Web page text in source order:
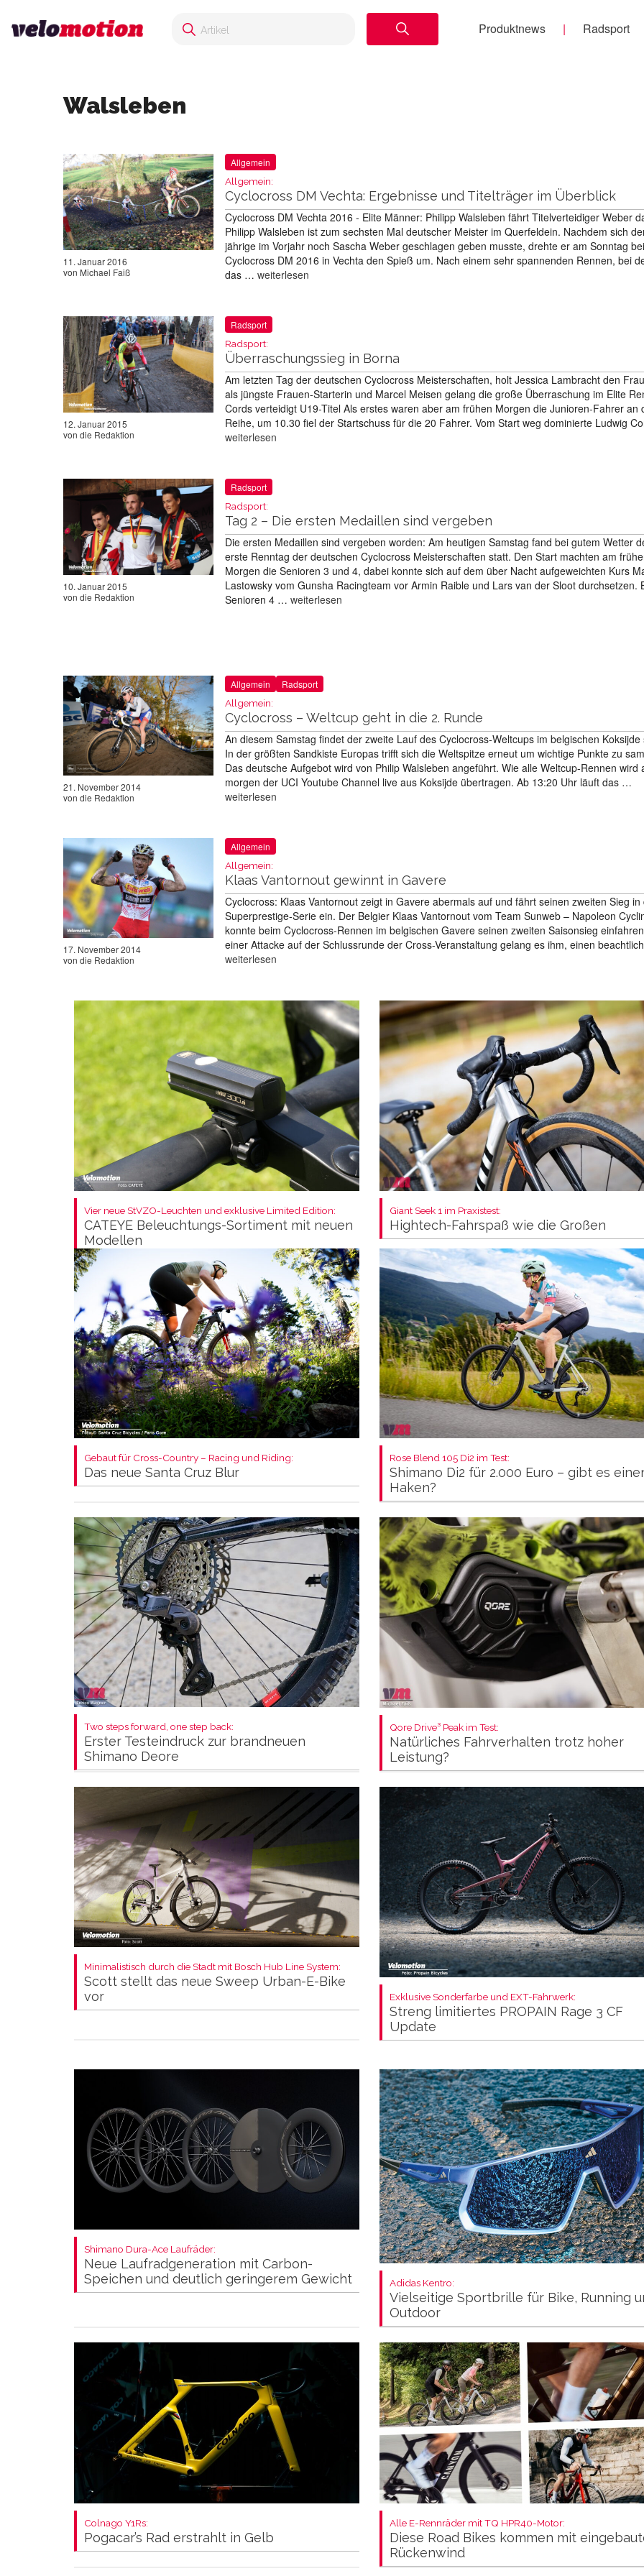
Produktnews Radsport
Walsleben
11. Januar 2016
von Michael Faiß
Allgemein
Allgemein:
Cyclocross DM Vechta: Ergebnisse und Titelträger im Überblick
Cyclocross DM Vechta 2016 - Elite Männer: Philipp Walsleben fährt Titelverteidiger Weber
Philipp Walsleben ist zum sechsten Mal deutscher Meister im Querfeldein. Nachdem sich
jährige im Vorjahr noch Sascha Weber geschlagen geben musste, drehte er am Sonntag
Cyclocross DM 2016 in Vechta den Spieß um. Nach einem sehr spannenden Rennen, bei
das … weiterlesen
12. Januar 2015
von die Redaktion
Radsport
Radsport:
Überraschungssieg in Borna
Am letzten Tag der deutschen Cyclocross Meisterschaften, holt Jessica Lambracht den
als jüngste Frauen-Starterin und Marcel Meisen gelang die große Überraschung im Elite
Cords verteidigt U19-Titel Als erstes waren aber am frühen Morgen die Junioren-Fahrer an
Reihe, um 10.30 fiel der Startschuss für die 20 Fahrer. Vom Start weg dominierte Ludwig
weiterlesen
10. Januar 2015
von die Redaktion
Radsport
Radsport:
Tag 2 – Die ersten Medaillen sind vergeben
Die ersten Medaillen sind vergeben worden: Am heutigen Samstag fand bei gutem Wetter
erste Renntag der deutschen Cyclocross Meisterschaften statt. Den Start machten am
Morgen die Senioren 3 und 4, dabei konnte sich auf dem über Nacht aufgeweichten Kurs
Lastowsky vom Gunsha Racingteam vor Armin Raible und Lars van der Sloot durchsetzen.
Senioren 4 … weiterlesen
21. November 2014
von die Redaktion
Allgemein Radsport
Allgemein:
Cyclocross – Weltcup geht in die 2. Runde
An diesem Samstag findet der zweite Lauf des Cyclocross-Weltcups im belgischen Koksijde
In der größten Sandkiste Europas trifft sich die Weltspitze erneut um wichtige Punkte zu
Das deutsche Aufgebot wird von Philip Walsleben angeführt. Wie alle Weltcup-Rennen wird
morgen der UCI Youtube Channel live aus Koksijde übertragen. Ab 13:20 Uhr läuft das …
weiterlesen
17. November 2014
von die Redaktion
Allgemein
Allgemein:
Klaas Vantornout gewinnt in Gavere
Cyclocross: Klaas Vantornout zeigt in Gavere abermals auf und fährt seinen zweiten Sieg in
Superprestige-Serie ein. Der Belgier Klaas Vantornout vom Team Sunweb – Napoleon
konnte beim Cyclocross-Rennen im belgischen Gavere seinen zweiten Saisonsieg
einer Attacke auf der Schlussrunde der Cross-Veranstaltung gelang es ihm, einen
weiterlesen
Vier neue StVZO-Leuchten und exklusive Limited Edition:
CATEYE Beleuchtungs-Sortiment mit neuen
Modellen
Giant Seek 1 im Praxistest:
Hightech-Fahrspaß wie die Großen
Gebaut für Cross-Country – Racing und Riding:
Das neue Santa Cruz Blur
Rose Blend 105 Di2 im Test:
Shimano Di2 für 2.000 Euro – gibt es
Haken?
Two steps forward, one step back:
Erster Testeindruck zur brandneuen
Shimano Deore
Qore Drive³ Peak im Test:
Natürliches Fahrverhalten trotz hoher
Leistung?
Minimalistisch durch die Stadt mit Bosch Hub Line System:
Scott stellt das neue Sweep Urban-E-Bike
vor
Exklusive Sonderfarbe und EXT-Fahrwerk:
Streng limitiertes PROPAIN Rage 3 CF
Update
Shimano Dura-Ace Laufräder:
Neue Laufradgeneration mit Carbon-
Speichen und deutlich geringerem Gewicht
Adidas Kentro:
Vielseitige Sportbrille für Bike, Running
Outdoor
Colnago Y1Rs:
Pogacar’s Rad erstrahlt in Gelb
Alle E-Rennräder mit TQ HPR40-Motor:
Diese Road Bikes kommen mit
Rückenwind